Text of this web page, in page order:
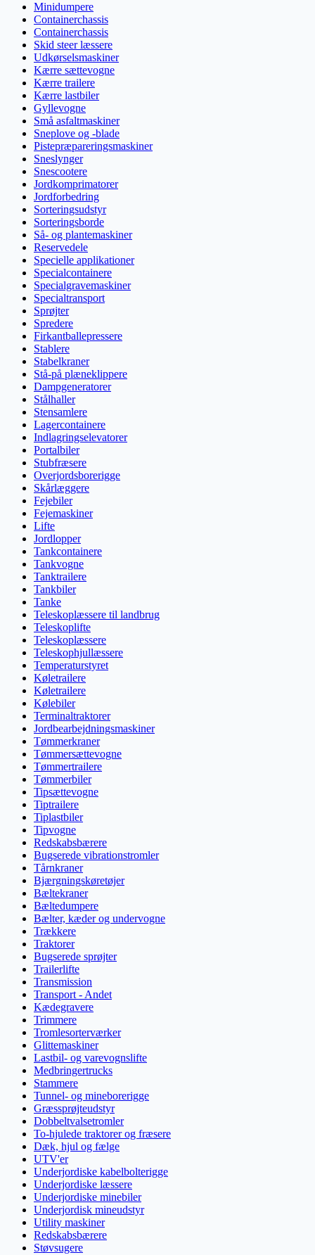
Minidumpere
Containerchassis
Containerchassis
Skid steer læssere
Udkørselsmaskiner
Kærre sættevogne
Kærre trailere
Kærre lastbiler
Gyllevogne
Små asfaltmaskiner
Sneplove og -blade
Pistepræpareringsmaskiner
Sneslynger
Snescootere
Jordkomprimatorer
Jordforbedring
Sorteringsudstyr
Sorteringsborde
Så- og plantemaskiner
Reservedele
Specielle applikationer
Specialcontainere
Specialgravemaskiner
Specialtransport
Sprøjter
Spredere
Firkantballepressere
Stablere
Stabelkraner
Stå-på plæneklippere
Dampgeneratorer
Stålhaller
Stensamlere
Lagercontainere
Indlagringselevatorer
Portalbiler
Stubfræsere
Overjordsborerigge
Skårlæggere
Fejebiler
Fejemaskiner
Lifte
Jordlopper
Tankcontainere
Tankvogne
Tanktrailere
Tankbiler
Tanke
Teleskoplæssere til landbrug
Teleskoplifte
Teleskoplæssere
Teleskophjullæssere
Temperaturstyret
Køletrailere
Køletrailere
Kølebiler
Terminaltraktorer
Jordbearbejdningsmaskiner
Tømmerkraner
Tømmersættevogne
Tømmertrailere
Tømmerbiler
Tipsættevogne
Tiptrailere
Tiplastbiler
Tipvogne
Redskabsbærere
Bugserede vibrationstromler
Tårnkraner
Bjærgningskøretøjer
Bæltekraner
Bæltedumpere
Bælter, kæder og undervogne
Trækkere
Traktorer
Bugserede sprøjter
Trailerlifte
Transmission
Transport - Andet
Kædegravere
Trimmere
Tromlesorterværker
Glittemaskiner
Lastbil- og varevognslifte
Medbringertrucks
Stammere
Tunnel- og mineborerigge
Græssprøjteudstyr
Dobbeltvalsetromler
To-hjulede traktorer og fræsere
Dæk, hjul og fælge
UTV'er
Underjordiske kabelbolterigge
Underjordiske læssere
Underjordiske minebiler
Underjordisk mineudstyr
Utility maskiner
Redskabsbærere
Støvsugere